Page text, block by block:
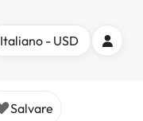
Italiano - USD
Salvare